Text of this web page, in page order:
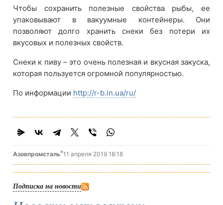
Чтобы сохранить полезные свойства рыбы, ее
упаковывают в вакуумные контейнеры. Они
позволяют долго хранить снеки без потери их
вкусовых и полезных свойств.
Снеки к пиву – это очень полезная и вкусная закуска,
которая пользуется огромной популярностью.
По информации http://r-b.in.ua/ru/
Азовпромсталь®11 апреля 2019 18:18
Подписка на новости